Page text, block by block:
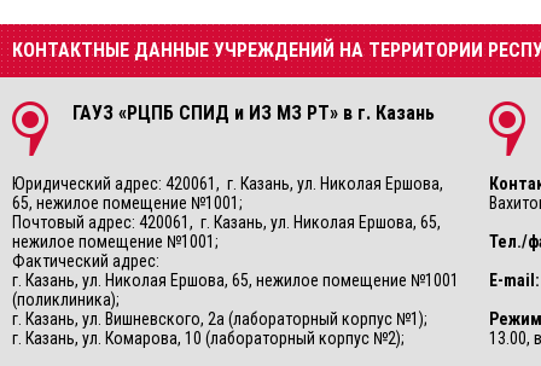
КОНТАКТНЫЕ ДАННЫЕ УЧРЕЖДЕНИЙ НА ТЕРРИТОРИИ
ГАУЗ «РЦПБ СПИД и ИЗ МЗ РТ» в г. Казань
Юридический адрес: 420061, г. Казань, ул. Николая Ершова,
65, нежилое помещение №1001;
Почтовый адрес: 420061, г. Казань, ул. Николая Ершова, 65,
нежилое помещение №1001;
Фактический адрес:
г. Казань, ул. Николая Ершова, 65, нежилое помещение №1001
(поликлиника);
г. Казань, ул. Вишневского, 2а (лабораторный корпус №1);
г. Казань, ул. Комарова, 10 (лабораторный корпус №2);
Тел./
E-mail:
13.00,